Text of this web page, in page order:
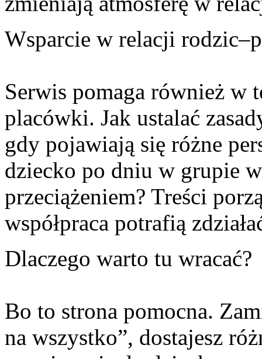
Wsparcie w relacji
Serwis pomaga również w
placówki. Jak ustalać
gdy pojawiają się różne
dziecko po dniu w grupie
przeciążeniem? Treści
współpraca potrafią
Dlaczego warto tu wracać?
Bo to strona pomocna.
na wszystko”, dostajesz